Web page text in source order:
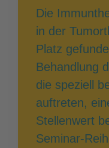
Die
in der
Platz
Behandlung
die speziell
auftreten,
Stellenwert
Seminar-